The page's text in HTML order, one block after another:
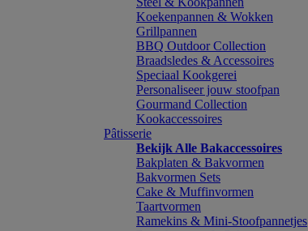
Koekenpannen & Wokken
Grillpannen
BBQ Outdoor Collection
Braadsledes & Accessoires
Speciaal Kookgerei
Personaliseer jouw stoofpan
Gourmand Collection
Kookaccessoires
Pâtisserie
Bekijk Alle Bakaccessoires
Bakplaten & Bakvormen
Bakvormen Sets
Cake & Muffinvormen
Taartvormen
Ramekins & Mini-Stoofpannetjes